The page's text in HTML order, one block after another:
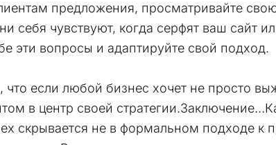
предложения, просматривайте
себя чувствуют, когда серфят ваш сайт
эти вопросы и адаптируйте свой подход.
что если любой бизнес хочет не просто
в центр своей
скрывается не в формальном подходе